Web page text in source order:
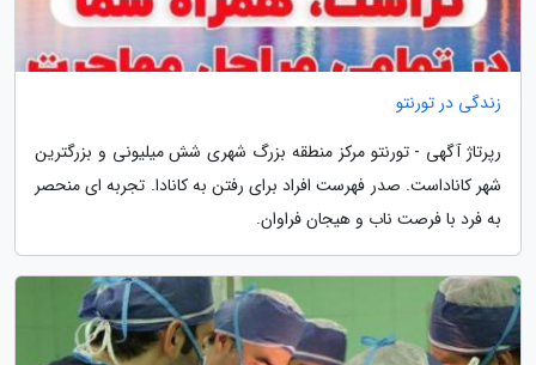
زندگی در تورنتو
رپرتاژ آگهی - تورنتو مرکز منطقه بزرگ شهری شش میلیونی و بزرگترین
شهر کاناداست. صدر فهرست افراد برای رفتن به کانادا. تجربه ای منحصر
به فرد با فرصت ناب و هیجان فراوان.